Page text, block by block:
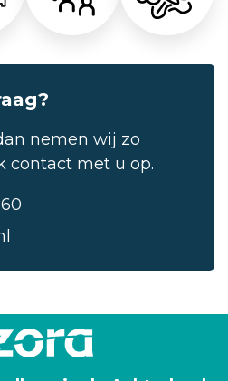
nemen wij zo
contact met u op.